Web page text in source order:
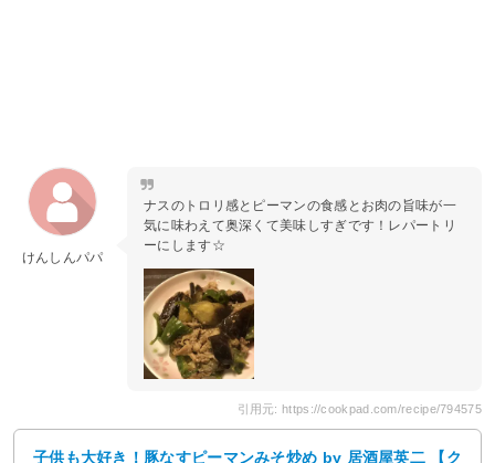
けんしんパパ
ナスのトロリ感とピーマンの食感とお肉の旨味が一
気に味わえて奥深くて美味しすぎです！レパートリ
ーにします☆
引用元: https://cookpad.com/recipe/794575
子供も大好き！豚なすピーマンみそ炒め by 居酒屋英二 【ク